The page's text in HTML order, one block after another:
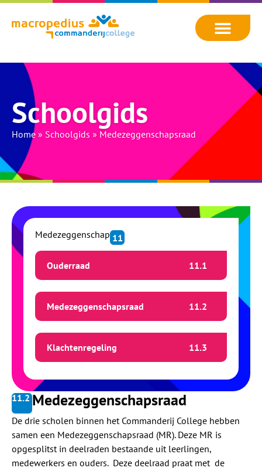
Schoolgids
Home » Schoolgids » Medezeggenschapsraad
Medezeggenschap 11
Ouderraad 11.1
Medezeggenschapsraad 11.2
Klachtenregeling 11.3
11.2 Medezeggenschapsraad
De drie scholen binnen het Commanderij College hebben
samen een Medezeggenschapsraad (MR). Deze MR is
opgesplitst in deelraden bestaande uit leerlingen,
medewerkers en ouders. Deze deelraad praat met de